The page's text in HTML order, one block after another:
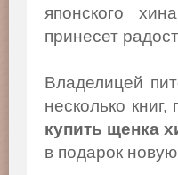
японского
принесет
Владелицей
несколько
купить щенка
в подарок новую